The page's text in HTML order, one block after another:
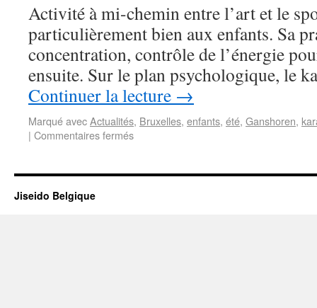
Activité à mi-chemin entre l’art et le
particulièrement bien aux enfants. Sa
concentration, contrôle de l’énergie
ensuite. Sur le plan psychologique, le
Continuer la lecture →
Marqué avecActualités, Bruxelles, enfants, été, Ganshoren,
| Commentaires fermés
Jiseido Belgique